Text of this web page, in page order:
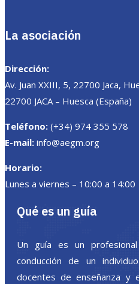
La asociación
Dirección:
Av. Juan XXIII, 5, 22700 Jaca,
22700 JACA – Huesca (España)
Teléfono: (+34) 974 355 578
E-mail: info@aegm.org
Horario:
Lunes a viernes – 10:00 a 14:00
Qué es un guía
Un guía es un
conducción de un
docentes de enseñanza y